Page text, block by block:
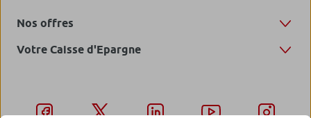
Nos offres
Votre Caisse d'Epargne